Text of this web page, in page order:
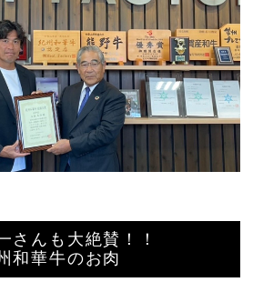
さんも大絶賛！！
和華牛のお肉